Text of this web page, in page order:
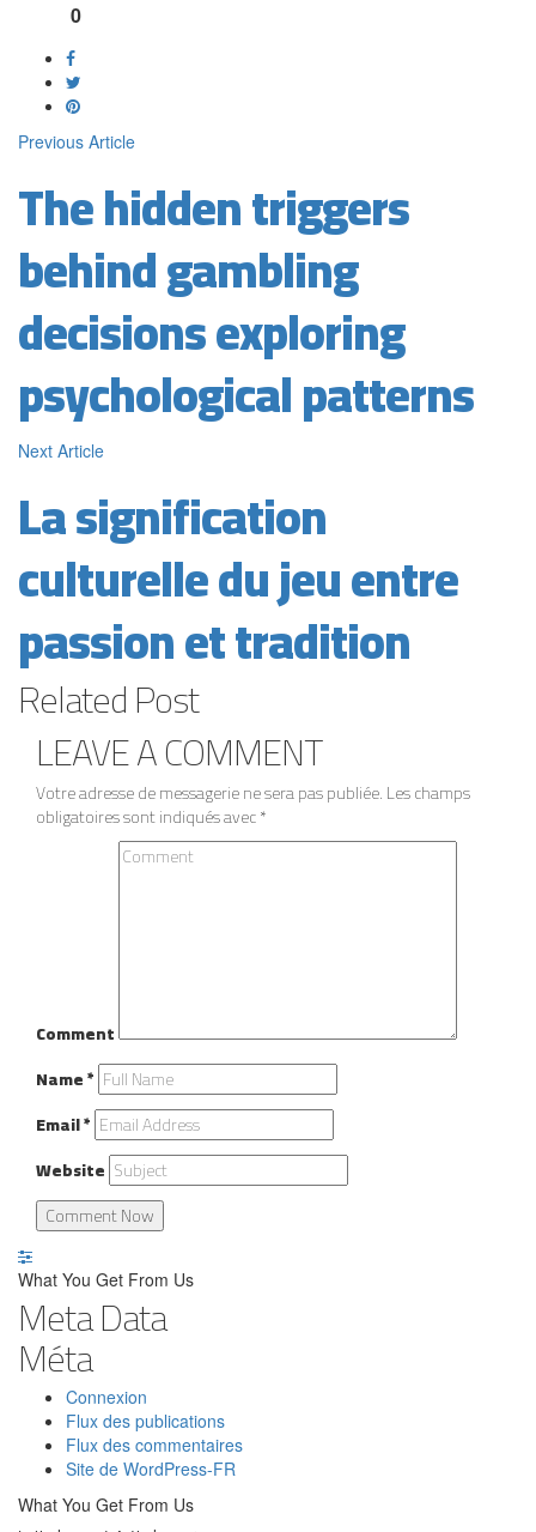
0
Previous Article
The hidden triggers
behind gambling
decisions exploring
psychological patterns
Next Article
La signification
culturelle du jeu entre
passion et tradition
RelatedPost
LEAVE ACOMMENT
Votre adresse de messagerie ne sera pas publiée.Les champs
obligatoires sont indiqués avec*
Comment
Name*
Email*
Website
What You Get From Us
Meta Data
Méta
Connexion
Flux des publications
Flux des commentaires
Site de WordPress-FR
What You Get From Us